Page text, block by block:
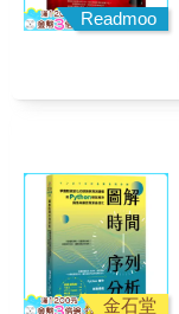
Readmoo
金石堂